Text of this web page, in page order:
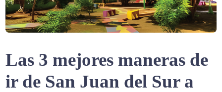
Las 3 mejores maneras de
ir de San Juan del Sur a